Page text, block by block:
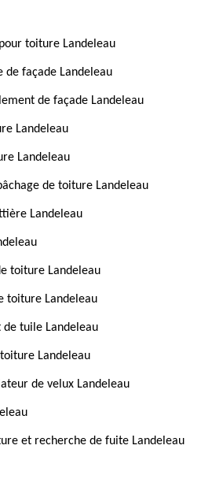
toiture Landeleau
de façade Landeleau
de façade Landeleau
Landeleau
Landeleau
de toiture Landeleau
Landeleau
toiture Landeleau
toiture Landeleau
de tuile Landeleau
Landeleau
de velux Landeleau
et recherche de fuite Landeleau